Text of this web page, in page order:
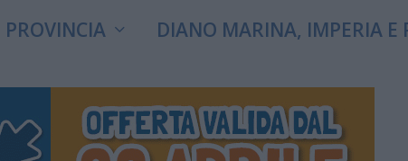
DIANO MARINA, IMPERIA E